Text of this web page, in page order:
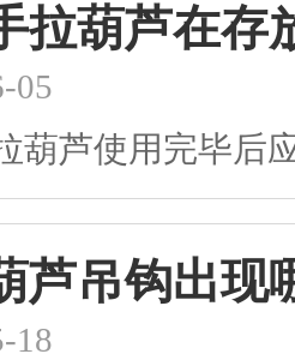
拉葫芦在存
05
葫芦使用完毕后
芦吊钩出现
18